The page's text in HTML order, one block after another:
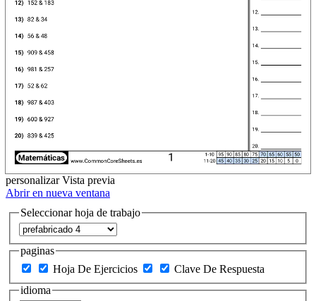
personalizar Vista previa
Abrir en nueva ventana
Seleccionar hoja de trabajo
paginas
Hoja De Ejercicios
Clave De Respuesta
idioma